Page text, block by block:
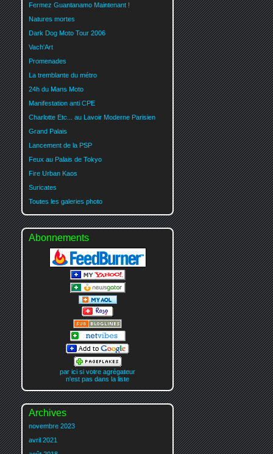
Fermez Guantanamo Maintenant !
Natures mortes
Dark Dog Moto Tour 2006
Vach'Art
Promenades
La tremblante du métro
24h du Mans Moto
Manifestation anti CPE
Charlotte Etc... au Lavoir Moderne Parisien
Grand Palais
Lancement de la PSP
Feux au Palais de Tokyo
Fire Urban Kaos
Suricates
Toutes les galeries photo
Abonnements
par ici si votre agrégateur
n'est pas dans la liste
Archives
novembre 2023
avril 2021